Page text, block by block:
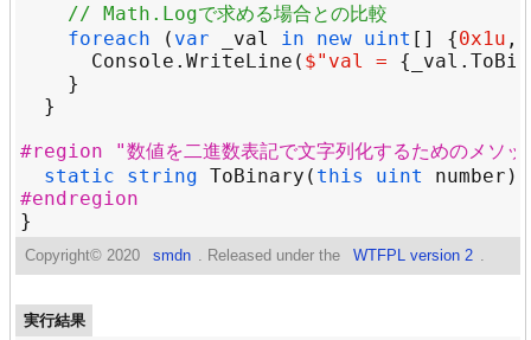
// Math.Logで求める場合との比較
foreach ( var _val in new uint [] {0x1u ,
Console . WriteLine ( $" val = { _val .
#region "数値を二進数表記で文字列化するためのメソ
static
string ToBinary ( this uint number )
#endregion
Copyright© 2020 smdn . Released under the WTFPL version 2
実行結果